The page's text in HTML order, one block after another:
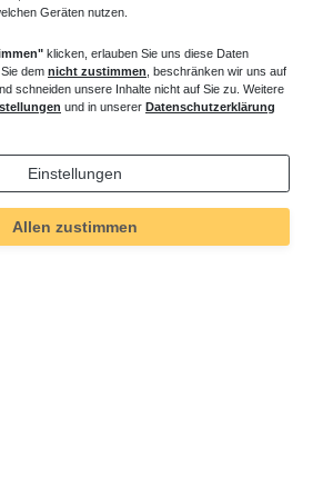
Geräten nutzen.
klicken, erlauben Sie uns diese Daten
dem nicht zustimmen , beschränken wir uns auf
schneiden unsere Inhalte nicht auf Sie zu. Weitere
und in unserer Datenschutzerklärung
Einstellungen
Allen zustimmen